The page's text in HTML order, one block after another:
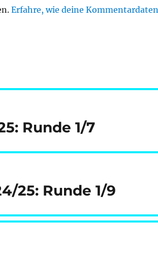
Erfahre, wie deine Kommentardaten
Runde 1/7
25: Runde 1/9